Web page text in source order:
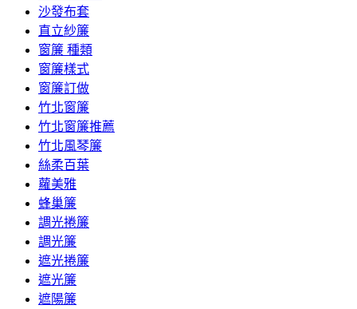
沙發布套
直立紗簾
窗簾 種類
窗簾樣式
窗簾訂做
竹北窗簾
竹北窗簾推薦
竹北風琴簾
絲柔百葉
蘿美雅
蜂巢簾
調光捲簾
調光簾
遮光捲簾
遮光簾
遮陽簾